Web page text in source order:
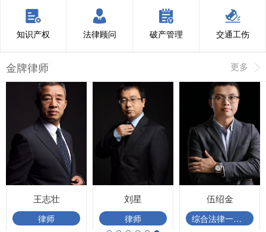
知识产权 法律顾问 破产管理 交通工伤
金牌律师 更多
王志壮
律师
刘星
律师
伍绍金
综合法律一部法律顾问团队负责人